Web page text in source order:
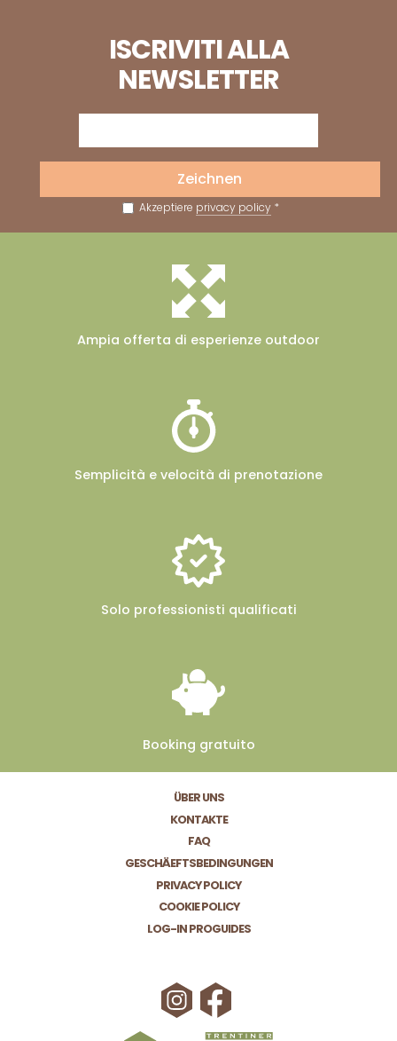
ISCRIVITI ALLA
NEWSLETTER
Akzeptiere privacy policy*
Zeichnen
Ampia offerta di esperienze outdoor
Semplicità e velocità di prenotazione
Solo professionisti qualificati
Booking gratuito
ÜBER UNS
KONTAKTE
FAQ
GESCHÄEFTSBEDINGUNGEN
PRIVACY POLICY
COOKIE POLICY
LOG-IN PROGUIDES